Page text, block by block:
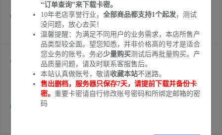
[货号1831]💎💎💎@outlook后缀 | 本站一手全新账号 | 账号格
式英文人名数字 | 长效使用 | 网页登录可跳7天 【推荐】
库存: 21777
[货号1094]🟥微软邮箱 | @hotmail.com后缀 | OAuth2令牌登录
| 二手(注册过tk) | 可用3-6个月
￥0.10 库存: 18361
[货号3306]🟥微软邮箱 | @Outlook.com后缀 | OAuth2/Graph令
“订单查询”来下载卡密。
10年老店享誉行业，全部商品都支持1个起发，测试
没问题，放心去买！
温馨提醒：为满足不同用户的业务需求，本店所售产
品类型较全面。望您知悉，并非价格高的号才是适合
您业务的账号。务必少量购买测试后再批量购买。产
品质量问题，请及时联系客服售后。
本站认真做账号，敬请收藏本站不迷路。
售出删档，服务器只保存7天，请提前下载并备份卡
密。重要卡密请自行修改账号密码和所绑定邮箱的密
码